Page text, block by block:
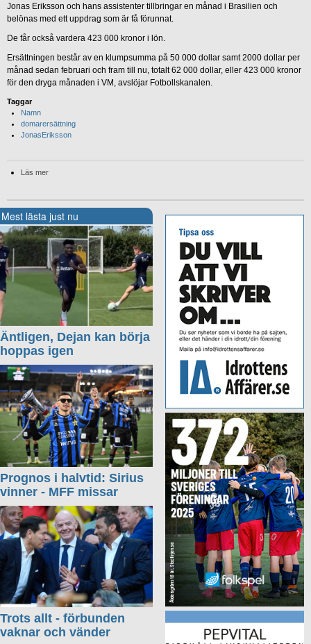
Jonas Eriksson och hans assistenter tillbringar en månad i Brasilien och
belönas med ett uppdrag som är få förunnat.
De får också vardera 423 000 kronor i lön.
Ersättningen består av en klumpsumma på 50 000 dollar samt 2000 dollar per
månad sedan februari och fram till nu, totalt 62 000 dollar, eller 423 000 kronor
för den dryga månaden i VM, avslöjar Fotbollskanalen.
Taggar
Namn
domarersättning
JonasEriksson
Läs mer
Mest lästa just nu
Äntligen, Dejan kan börja
hoppas igen
Prognos i halvtid: Sirius
vinner - MFF missar
Trots allt - förbunden
vaknar och vänder